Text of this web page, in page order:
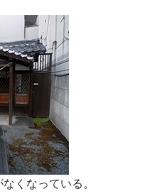
くなっている。